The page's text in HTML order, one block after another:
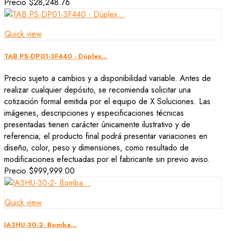
Precio $28,248.76
Quick view
TAB PS-DP01-3F440 - Dúplex...
Precio sujeto a cambios y a disponibilidad variable. Antes de
realizar cualquier depósito, se recomienda solicitar una
cotización formal emitida por el equipo de X Soluciones. Las
imágenes, descripciones y especificaciones técnicas
presentadas tienen carácter únicamente ilustrativo y de
referencia; el producto final podrá presentar variaciones en
diseño, color, peso y dimensiones, como resultado de
modificaciones efectuadas por el fabricante sin previo aviso.
Precio $999,999.00
Quick view
IA3HU-30-2- Bomba...